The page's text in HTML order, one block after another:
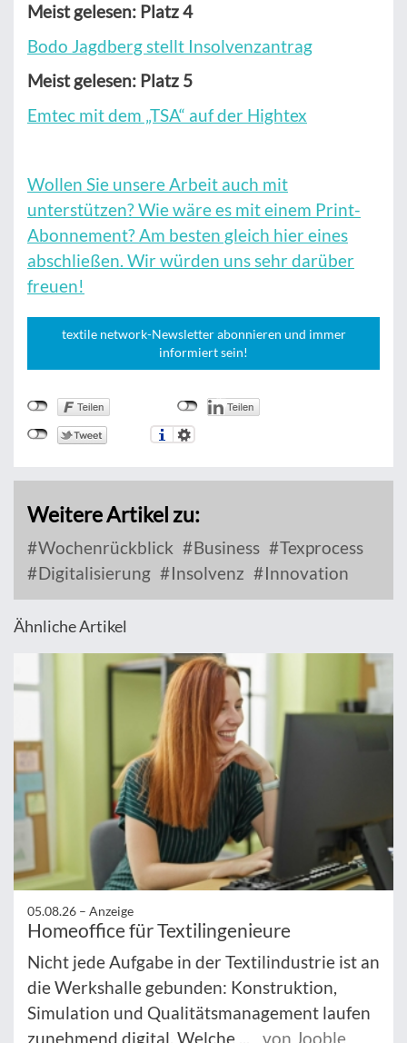
Meist gelesen: Platz 4
Bodo Jagdberg stellt Insolvenzantrag
Meist gelesen: Platz 5
Emtec mit dem „TSA“ auf der Hightex
Wollen Sie unsere Arbeit auch mit
unterstützen? Wie wäre es mit einem Print-
Abonnement? Am besten gleich hier eines
abschließen. Wir würden uns sehr darüber
freuen!
textile network-Newsletter abonnieren und immer
informiert sein!
Weitere Artikel zu:
Wochenrückblick Business
Texprocess
Digitalisierung
Insolvenz Innovation
Ähnliche Artikel
05.08.26 – Anzeige
Homeoffice für Textilingenieure
Nicht jede Aufgabe in der Textilindustrie ist an
die Werkshalle gebunden: Konstruktion,
Simulation und Qualitätsmanagement laufen
zunehmend digital. Welche ...
von Jooble